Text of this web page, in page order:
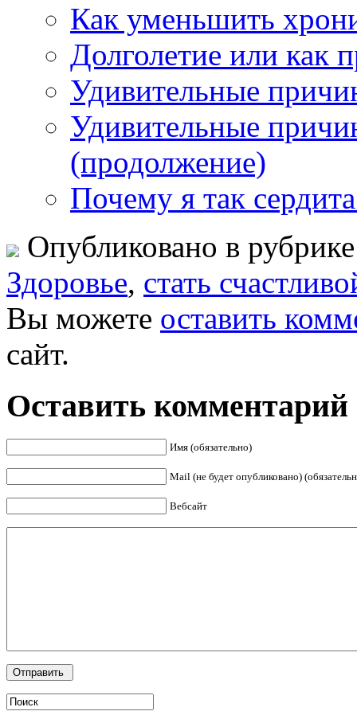
Как уменьшить
Долголетие или как
Удивительные
Удивительные
(продолжение)
Почему я так
Опубликовано в
Здоровье, стать
Вы можете оставить
сайт.
Оставить комментарий
Имя (обязательно)
Mail (не будет опубликовано)
Вебсайт